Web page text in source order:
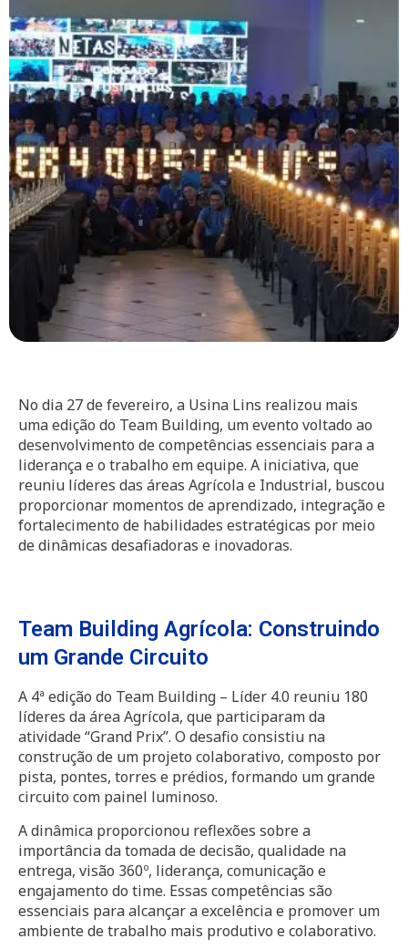
No dia 27 de fevereiro, a Usina Lins realizou mais
uma edição do Team Building, um evento voltado ao
desenvolvimento de competências essenciais para a
liderança e o trabalho em equipe. A iniciativa, que
reuniu líderes das áreas Agrícola e Industrial, buscou
proporcionar momentos de aprendizado, integração e
fortalecimento de habilidades estratégicas por meio
de dinâmicas desafiadoras e inovadoras.
Team Building Agrícola: Construindo
um Grande Circuito
A 4ª edição do Team Building – Líder 4.0 reuniu 180
líderes da área Agrícola, que participaram da
atividade “Grand Prix”. O desafio consistiu na
construção de um projeto colaborativo, composto por
pista, pontes, torres e prédios, formando um grande
circuito com painel luminoso.
A dinâmica proporcionou reflexões sobre a
importância da tomada de decisão, qualidade na
entrega, visão 360º, liderança, comunicação e
engajamento do time. Essas competências são
essenciais para alcançar a excelência e promover um
ambiente de trabalho mais produtivo e colaborativo.